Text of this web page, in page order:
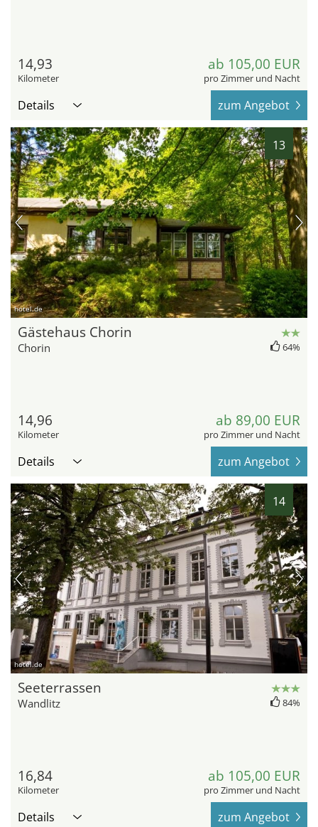
14,93
Kilometer
ab 105,00 EUR
pro Zimmer und Nacht
Details zum Angebot
13
hotel.de
Gästehaus Chorin
Chorin 64%
14,96
Kilometer
ab 89,00 EUR
pro Zimmer und Nacht
Details zum Angebot
14
hotel.de
Seeterrassen
Wandlitz 84%
16,84
Kilometer
ab 105,00 EUR
pro Zimmer und Nacht
Details zum Angebot